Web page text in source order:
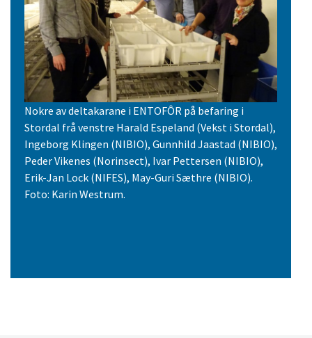
Nokre av deltakarane i ENTOFÔR på befaring i
Stordal frå venstre Harald Espeland (Vekst i Stordal),
Ingeborg Klingen (NIBIO), Gunnhild Jaastad (NIBIO),
Peder Vikenes (Norinsect), Ivar Pettersen (NIBIO),
Erik-Jan Lock (NIFES), May-Guri Sæthre (NIBIO).
Foto: Karin Westrum.